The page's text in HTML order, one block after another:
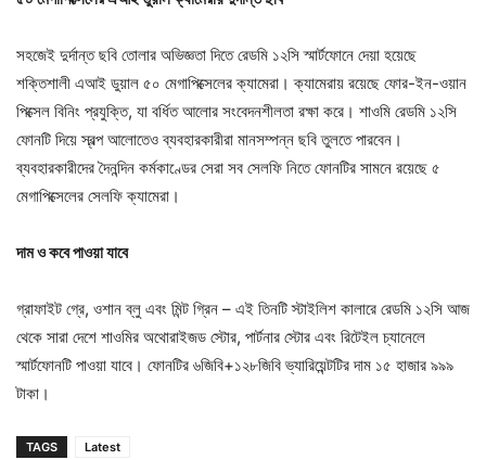
সহজেই দুর্দান্ত ছবি তোলার অভিজ্ঞতা দিতে রেডমি ১২সি স্মার্টফোনে দেয়া হয়েছে
শক্তিশালী এআই ডুয়াল ৫০ মেগাপিক্সেলের ক্যামেরা। ক্যামেরায় রয়েছে ফোর-ইন-ওয়ান
পিক্সেল বিনিং প্রযুক্তি, যা বর্ধিত আলোর সংবেদনশীলতা রক্ষা করে। শাওমি রেডমি ১২সি
ফোনটি দিয়ে স্বল্প আলোতেও ব্যবহারকারীরা মানসম্পন্ন ছবি তুলতে পারবেন।
ব্যবহারকারীদের দৈনন্দিন কর্মকাণ্ডের সেরা সব সেলফি নিতে ফোনটির সামনে রয়েছে ৫
মেগাপিক্সেলের সেলফি ক্যামেরা।
দাম ও কবে পাওয়া যাবে
গ্রাফাইট গ্রে, ওশান ব্লু এবং মিন্ট গ্রিন – এই তিনটি স্টাইলিশ কালারে রেডমি ১২সি আজ
থেকে সারা দেশে শাওমির অথোরাইজড স্টোর, পার্টনার স্টোর এবং রিটেইল চ্যানেলে
স্মার্টফোনটি পাওয়া যাবে। ফোনটির ৬জিবি+১২৮জিবি ভ্যারিয়েন্টটির দাম ১৫ হাজার ৯৯৯
টাকা।
TAGS Latest